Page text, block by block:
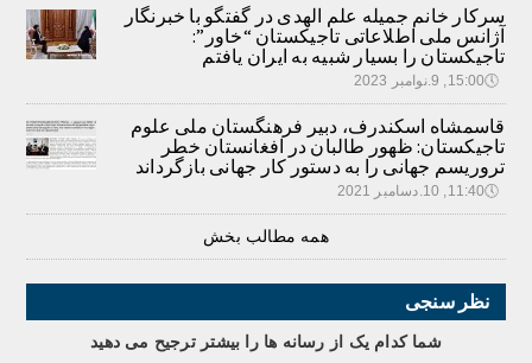
سرکار خانم جمیله علم الهدی در گفتگو با خبرنگار
آژانس ملی اطلاعاتی تاجیکستان “خاور”:
تاجیکستان را بسیار شبیه به ایران یافتم
🕔15:00, 9.نوامبر 2023
قاسمشاه اسکندرف، دبیر فرهنگستان ملی علوم
تاجیکستان: ظهور طالبان در افغانستان خطر
تروریسم جهانی را به دستور کار جهانی بازگرداند
🕔11:40, 10.دسامبر 2021
همه مطالب بخش
نظر سنجی
شما کدام يک از رسانه ها را بيشتر ترجيح می دهيد